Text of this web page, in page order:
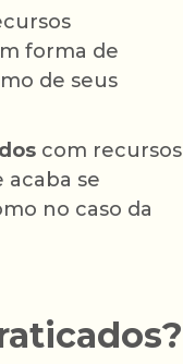
forma de
de seus
com recursos
acaba se
no caso da